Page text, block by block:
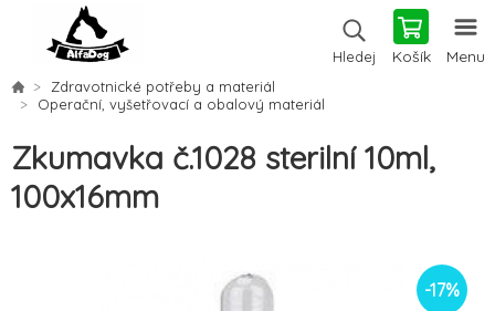
Hledej Košík Menu
Zdravotnické potřeby a materiál
Operační, vyšetřovací a obalový materiál
Zkumavka č.1028 sterilní 10ml,
100x16mm
-17%